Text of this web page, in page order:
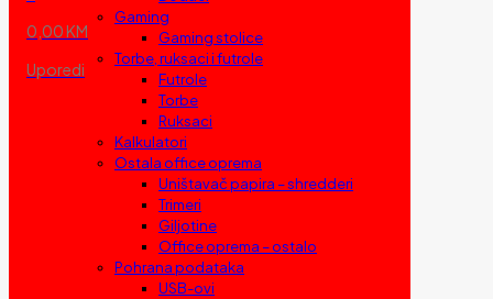
0,00 KM
Uporedi
Gaming
Gaming stolice
Torbe, ruksaci i futrole
Futrole
Torbe
Ruksaci
Kalkulatori
Ostala office oprema
Uništavač papira – shredderi
Trimeri
Giljotine
Office oprema – ostalo
Pohrana podataka
USB-ovi